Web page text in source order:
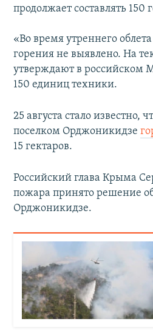
продолжает составлять 150
«Во время утреннего
горения не выявлено. На
утверждают в российском
150 единиц техники.
25 августа стало известно,
поселком Орджоникидзе
15 гектаров.
Российский глава Крыма
пожара принято решение
Орджоникидзе.